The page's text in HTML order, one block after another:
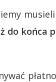
do końca